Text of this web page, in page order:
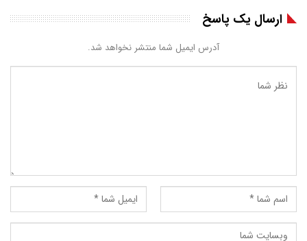
ارسال یک پاسخ
آدرس ایمیل شما منتشر نخواهد شد.